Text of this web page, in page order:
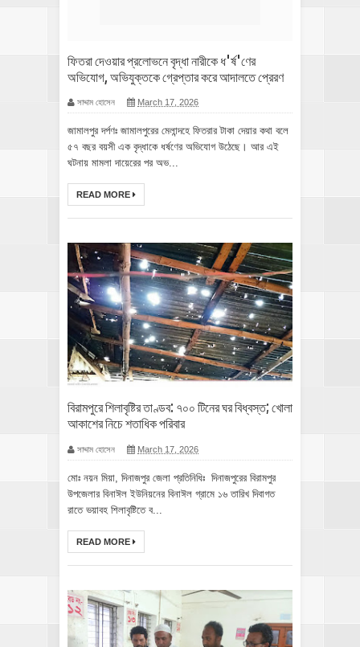
ফিতরা দেওয়ার প্রলোভনে বৃদ্ধা নারীকে ধ'র্ষ'ণের
অভিযোগ, অভিযুক্তকে গ্রেপ্তার করে আদালতে প্রেরণ
সাদ্দাম হোসেন March 17, 2026
জামালপুর দর্পণঃ জামালপুরের মেলান্দহে ফিতরার টাকা দেয়ার কথা বলে
৫৭ বছর বয়সী এক বৃদ্ধাকে ধর্ষণের অভিযোগ উঠেছে। আর এই
ঘটনায় মামলা দায়েরের পর অভ...
READ MORE
বিরামপুরে শিলাবৃষ্টির তাণ্ডব: ৭০০ টিনের ঘর বিধ্বস্ত; খোলা
আকাশের নিচে শতাধিক পরিবার
সাদ্দাম হোসেন March 17, 2026
মোঃ নয়ন মিয়া, দিনাজপুর জেলা প্রতিনিধিঃ দিনাজপুরের বিরামপুর
উপজেলার বিনাঈল ইউনিয়নের বিনাঈল গ্রামে ১৬ তারিখ দিবাগত
রাতে ভয়াবহ শিলাবৃষ্টিতে ব...
READ MORE